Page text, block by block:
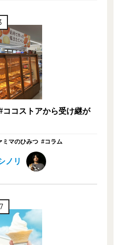
コストアから受け継が
ミマのひみつ #コラム
ノリ